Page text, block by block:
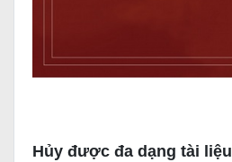
Hủy được đa dạng tài liệu